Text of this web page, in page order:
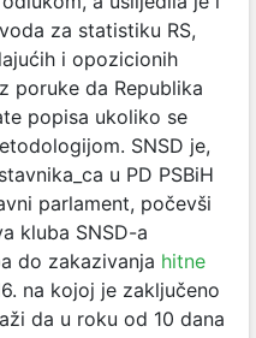
za statistiku RS,
i opozicionih
poruke da Republika
popisa ukoliko se
SNSD je,
u PD PSBiH
parlament, počevši
kluba SNSD-a
do zakazivanja hitne
na kojoj je zaključeno
da u roku od 10 dana